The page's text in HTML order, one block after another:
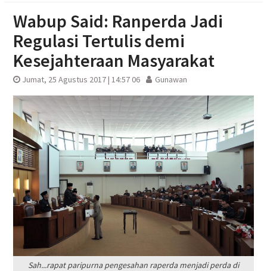
Wabup Said: Ranperda Jadi
Regulasi Tertulis demi
Kesejahteraan Masyarakat
Jumat, 25 Agustus 2017 | 14:57 06 Gunawan
Sah...rapat paripurna pengesahan raperda menjadi perda di